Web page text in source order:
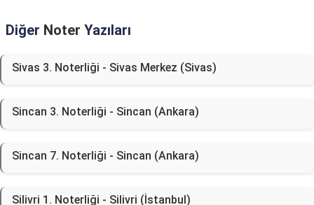
Diğer Noter Yazıları
Sivas 3. Noterliği - Sivas Merkez (Sivas)
Sincan 3. Noterliği - Sincan (Ankara)
Sincan 7. Noterliği - Sincan (Ankara)
Silivri 1. Noterliği - Silivri (İstanbul)